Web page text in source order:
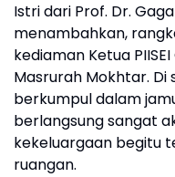
Istri dari Prof. Dr.
menambahkan,
kediaman Ketua
Masrurah Mokhtar. Di
berkumpul dalam
berlangsung sangat
kekeluargaan begitu
ruangan.